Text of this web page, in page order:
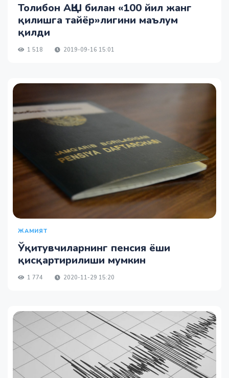
Толибон АҚШ билан «100 йил жанг
қилишга тайёр»лигини маълум
қилди
1 518 2019-09-16 15:01
ЖАМИЯТ
Ўқитувчиларнинг пенсия ёши
қисқартирилиши мумкин
1 774 2020-11-29 15:20